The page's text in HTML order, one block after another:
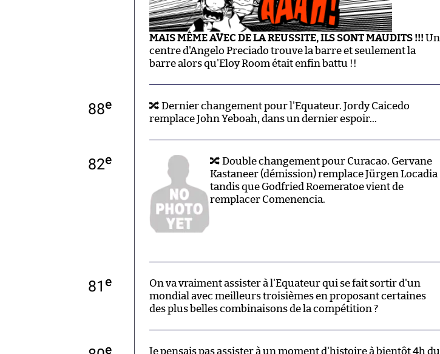
MAIS MÊME AVEC DE LA REUSSITE, ILS SONT MAUDITS !!! Un
centre d'Angelo Preciado trouve la barre et seulement la
barre alors qu'Eloy Room était enfin battu !!
88e
🔀 Dernier changement pour l'Equateur. Jordy Caicedo
remplace John Yeboah, dans un dernier espoir...
82e
🔀 Double changement pour Curacao. Gervane
Kastaneer (démission) remplace Jürgen Locadia
tandis que Godfried Roemeratoe vient de
remplacer Comenencia.
81 e
On va vraiment assister à l'Equateur qui se fait sortir d'un
mondial avec meilleurs troisièmes en proposant certaines
des plus belles combinaisons de la compétition ?
e Je pensais pas assister à un moment d'histoire à bientôt 4h du